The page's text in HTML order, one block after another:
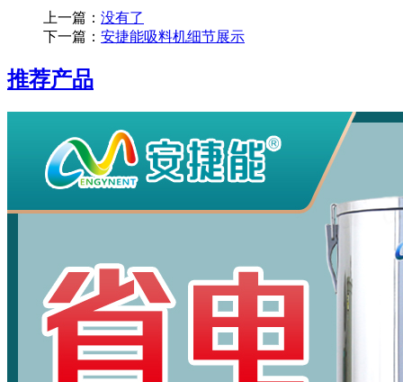
上一篇： 没有了
下一篇： 安捷能吸料机细节展示
推荐产品